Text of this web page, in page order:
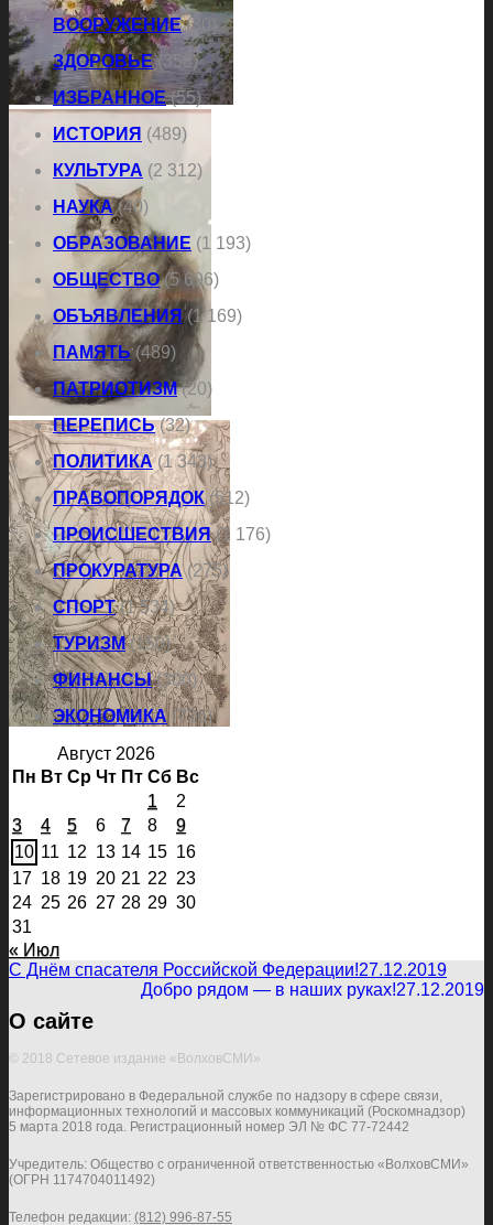
ВООРУЖЕНИЕ(30)
ЗДОРОВЬЕ(358)
ИЗБРАННОЕ(55)
ИСТОРИЯ (489)
КУЛЬТУРА (2 312)
НАУКА(40)
ОБРАЗОВАНИЕ (1 193)
ОБЩЕСТВО(5 696)
ОБЪЯВЛЕНИЯ(1 169)
ПАМЯТЬ(489)
ПАТРИОТИЗМ(20)
ПЕРЕПИСЬ(32)
ПОЛИТИКА(1 343)
ПРАВОПОРЯДОК(512)
ПРОИСШЕСТВИЯ(1 176)
ПРОКУРАТУРА(275)
СПОРТ(1 534)
ТУРИЗМ(150)
ФИНАНСЫ(300)
ЭКОНОМИКА(726)
Август 2026
Пн Вт Ср Чт Пт Сб Вс
1
2
3
4 5 6 7 8
9
10 11 12 13 14 15 16
17 18 19 20 21 22 23
24 25 26 27 28 29 30
31
« Июл
С Днём спасателя Российской Федерации!27.12.2019
Добро рядом — в наших руках!27.12.2019
О сайте
© 2018 Сетевое издание «ВолховСМИ»
Зарегистрировано в Федеральной службе по надзору в сфере связи,
информационных технологий и массовых коммуникаций (Роскомнадзор)
5 марта 2018 года. Регистрационный номер ЭЛ № ФС 77-72442
Учредитель: Общество с ограниченной ответственностью «ВолховСМИ»
(ОГРН 1174704011492)
Телефон редакции: (812) 996-87-55